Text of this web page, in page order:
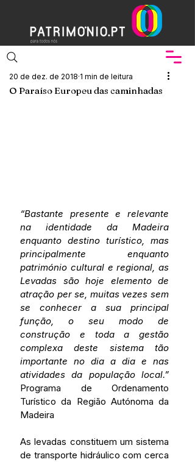
O Paraíso Europeu das caminhadas
20 de dez. de 2018 1 min de leitura
“Bastante presente e relevante
na identidade da Madeira
enquanto destino turístico, mas
principalmente enquanto
património cultural e regional, as
Levadas são hoje elemento de
atração per se, muitas vezes sem
se conhecer a sua principal
função, o seu modo de
construção e toda a gestão
complexa deste sistema tão
importante no dia a dia e nas
atividades da população local.”
Programa de Ordenamento
Turístico da Região Autónoma da
Madeira
As levadas constituem um sistema
de transporte hidráulico com cerca